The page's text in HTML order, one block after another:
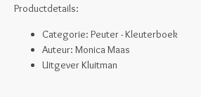
Productdetails:
Categorie: Peuter - Kleuterboek
Auteur: Monica Maas
Uitgever Kluitman